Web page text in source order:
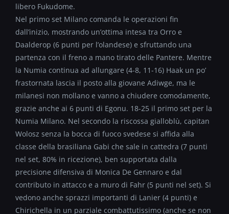
libero Fukudome.
Nel primo set Milano comanda le operazioni fin
dall’inizio, mostrando un’ottima intesa tra Orro e
Daalderop (6 punti per l’olandese) e sfruttando una
partenza con il freno a mano tirato delle Pantere. Mentre
la Numia continua ad allungare (4-8, 11-16) Haak un po’
frastornata lascia il posto alla giovane Adiwge, ma le
milanesi non mollano e vanno a chiudere comodamente,
grazie anche ai 6 punti di Egonu. 18-25 il primo set per la
Numia Milano. Nel secondo la riscossa gialloblù, capitan
Wolosz senza la bocca di fuoco svedese si affida alla
classe della brasiliana Gabi che sale in cattedra (7 punti
nel set, 80% in ricezione), ben supportata dalla
precisione difensiva di Monica De Gennaro e dal
contributo in attacco e a muro di Fahr (5 punti nel set). Si
vedono anche sprazzi importanti di Lanier (4 punti) e
Chirichella in un parziale combattutissimo (anche se non